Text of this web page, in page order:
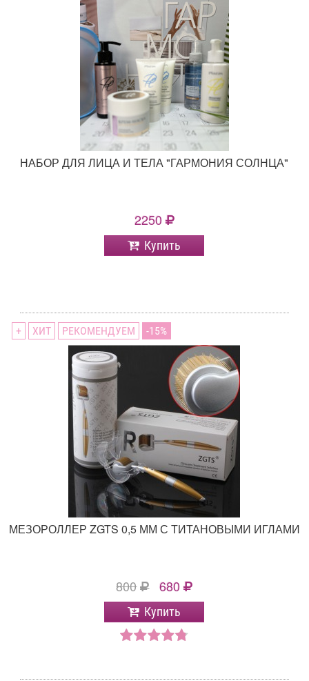
НАБОР ДЛЯ ЛИЦА И ТЕЛА "ГАРМОНИЯ СОЛНЦА"
2250
Купить
+ ХИТ РЕКОМЕНДУЕМ 15
МЕЗОРОЛЛЕР ZGTS 0,5 ММ С ТИТАНОВЫМИ ИГЛАМИ
800 680
Купить